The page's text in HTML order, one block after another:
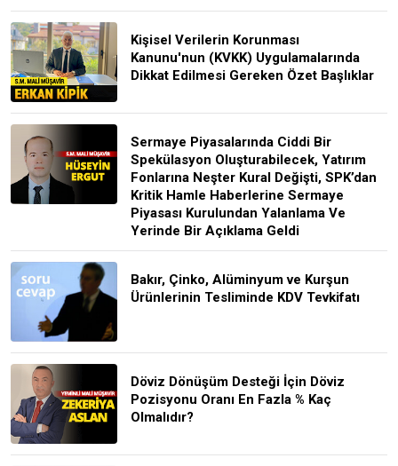
Kişisel Verilerin Korunması
Kanunu'nun (KVKK) Uygulamalarında
Dikkat Edilmesi Gereken Özet Başlıklar
Sermaye Piyasalarında Ciddi Bir
Spekülasyon Oluşturabilecek, Yatırım
Fonlarına Neşter Kural Değişti, SPK’dan
Kritik Hamle Haberlerine Sermaye
Piyasası Kurulundan Yalanlama Ve
Yerinde Bir Açıklama Geldi
Bakır, Çinko, Alüminyum ve Kurşun
Ürünlerinin Tesliminde KDV Tevkifatı
Döviz Dönüşüm Desteği İçin Döviz
Pozisyonu Oranı En Fazla % Kaç
Olmalıdır?